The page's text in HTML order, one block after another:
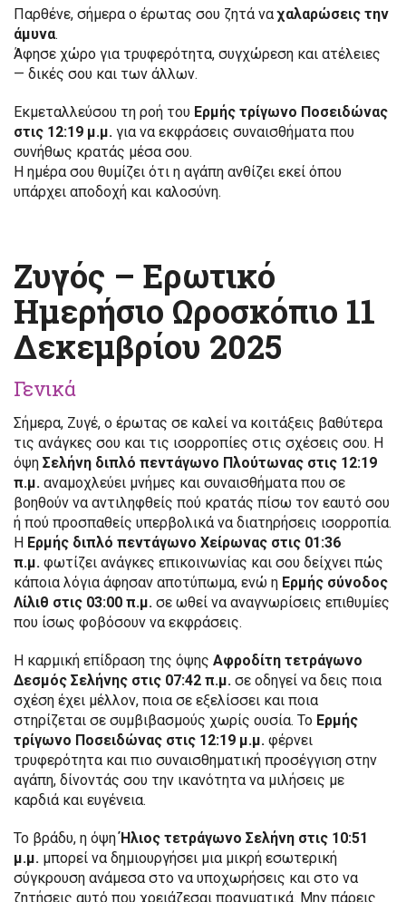
Παρθένε, σήμερα ο έρωτας σου ζητά ναχαλαρώσεις την
άμυνα.
Άφησε χώρο για τρυφερότητα, συγχώρεση και ατέλειες
— δικές σου και των άλλων.
Εκμεταλλεύσου τη ροή του Ερμής τρίγωνο Ποσειδώνας
στις 12:19 μ.μ. για να εκφράσεις συναισθήματα που
συνήθως κρατάς μέσα σου.
Η ημέρα σου θυμίζει ότι η αγάπη ανθίζει εκεί όπου
υπάρχει αποδοχή και καλοσύνη.
Ζυγός – Ερωτικό
Ημερήσιο Ωροσκόπιο 11
Δεκεμβρίου 2025
Γενικά
Σήμερα, Ζυγέ, ο έρωτας σε καλεί να κοιτάξεις βαθύτερα
τις ανάγκες σου και τις ισορροπίες στις σχέσεις σου. Η
όψη Σελήνη διπλό πεντάγωνο Πλούτωνας στις 12:19
π.μ. αναμοχλεύει μνήμες και συναισθήματα που σε
βοηθούν να αντιληφθείς πού κρατάς πίσω τον εαυτό σου
ή πού προσπαθείς υπερβολικά να διατηρήσεις ισορροπία.
Η Ερμής διπλό πεντάγωνο Χείρωνας στις 01:36
π.μ. φωτίζει ανάγκες επικοινωνίας και σου δείχνει πώς
κάποια λόγια άφησαν αποτύπωμα, ενώ η Ερμής σύνοδος
Λίλιθ στις 03:00 π.μ. σε ωθεί να αναγνωρίσεις επιθυμίες
που ίσως φοβόσουν να εκφράσεις.
Η καρμική επίδραση της όψης Αφροδίτη τετράγωνο
Δεσμός Σελήνης στις 07:42 π.μ. σε οδηγεί να δεις ποια
σχέση έχει μέλλον, ποια σε εξελίσσει και ποια
στηρίζεται σε συμβιβασμούς χωρίς ουσία. Το Ερμής
τρίγωνο Ποσειδώνας στις 12:19 μ.μ. φέρνει
τρυφερότητα και πιο συναισθηματική προσέγγιση στην
αγάπη, δίνοντάς σου την ικανότητα να μιλήσεις με
καρδιά και ευγένεια.
Το βράδυ, η όψηΉλιος τετράγωνο Σελήνη στις 10:51
μ.μ. μπορεί να δημιουργήσει μια μικρή εσωτερική
σύγκρουση ανάμεσα στο να υποχωρήσεις και στο να
ζητήσεις αυτό που χρειάζεσαι πραγματικά. Μην πάρεις